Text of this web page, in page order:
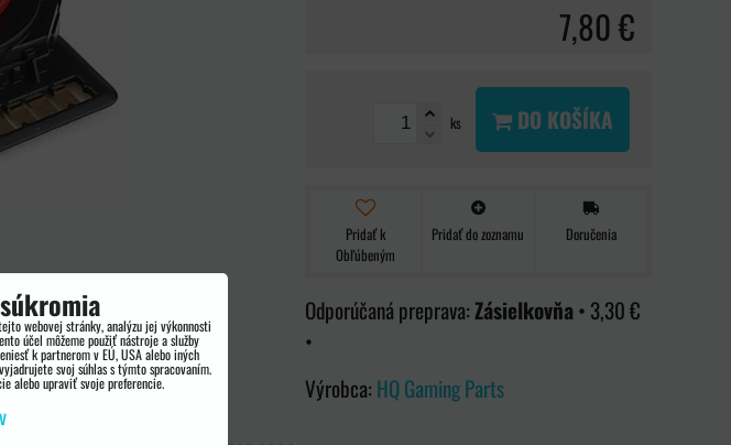
7,80 €
ks DO KOŠÍKA
Pridať k
Obľúbeným
Pridať do zoznamu Doručenia
Zásielkovňa• 3,30 €
•
Výrobca: HQ Gaming Parts
webovej stránky, analýzu jej výkonnosti
účel môžeme použiť nástroje a služby
k partnerom v EÚ, USA alebo iných
svoj súhlas s týmto spracovaním.
alebo upraviť svoje preferencie.